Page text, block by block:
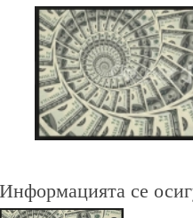
Информацията се